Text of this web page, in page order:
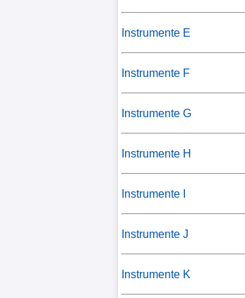
Instrumente E
Instrumente F
Instrumente G
Instrumente H
Instrumente I
Instrumente J
Instrumente K